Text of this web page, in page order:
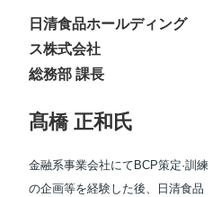
日清食品ホールディング
ス株式会社
総務部 課長
髙橋 正和氏
金融系事業会社にてBCP策定·訓練
の企画等を経験した後、日清食品